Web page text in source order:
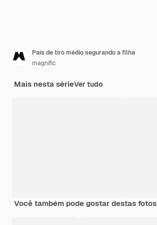
Pais de tiro médio segurando a filha
magnific
Mais nesta sérieVer tudo
Você também pode gostar destas fotos